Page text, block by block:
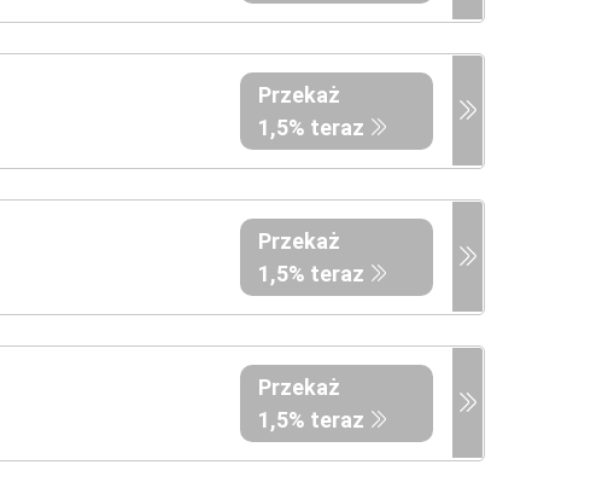
Przekaż
1,5% teraz
Przekaż
1,5% teraz
Przekaż
1,5% teraz